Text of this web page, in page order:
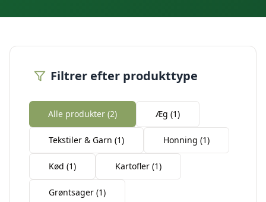
Filtrer efter produkttype
Alle produkter (2) Æg (1)
Tekstiler & Garn (1) Honning (1)
Kød (1) Kartofler (1)
Grøntsager (1)